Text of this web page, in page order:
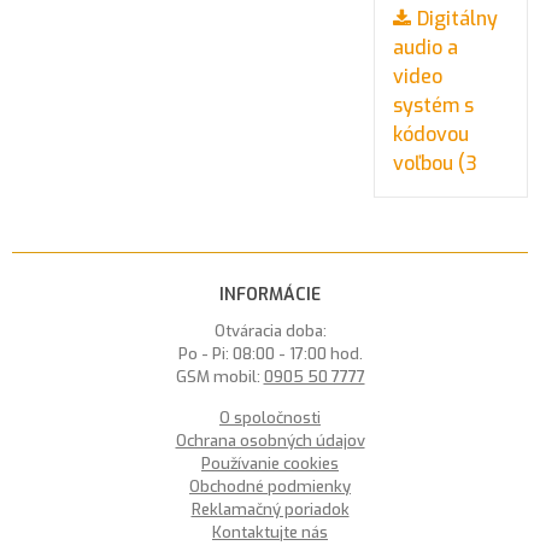
Digitálny
audio a
video
systém s
kódovou
voľbou (3
INFORMÁCIE
Otváracia doba:
Po - Pi: 08:00 - 17:00 hod.
GSM mobil: 0905 50 7777
O spoločnosti
Ochrana osobných údajov
Používanie cookies
Obchodné podmienky
Reklamačný poriadok
Kontaktujte nás